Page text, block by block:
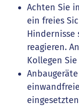
Achten Sie
ein freies
Hindernisse
reagieren.
Kollegen